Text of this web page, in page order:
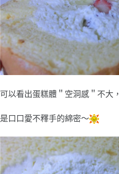
可以看出蛋糕體＂空洞感＂不大，
是口口愛不釋手的綿密～